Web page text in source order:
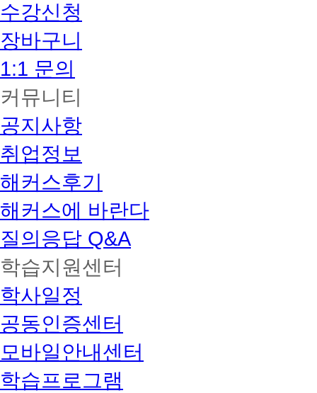
수강신청
장바구니
1:1 문의
커뮤니티
공지사항
취업정보
해커스후기
해커스에 바란다
질의응답 Q&A
학습지원센터
학사일정
공동인증센터
모바일안내센터
학습프로그램